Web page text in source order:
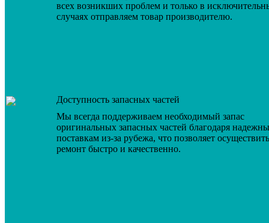
всех возникших проблем и только в
случаях отправляем товар производителю.
Доступность запасных частей
Мы всегда поддерживаем необходимый запас
оригинальных запасных частей благодаря
поставкам из-за рубежа, что позволяет осуществить
ремонт быстро и качественно.